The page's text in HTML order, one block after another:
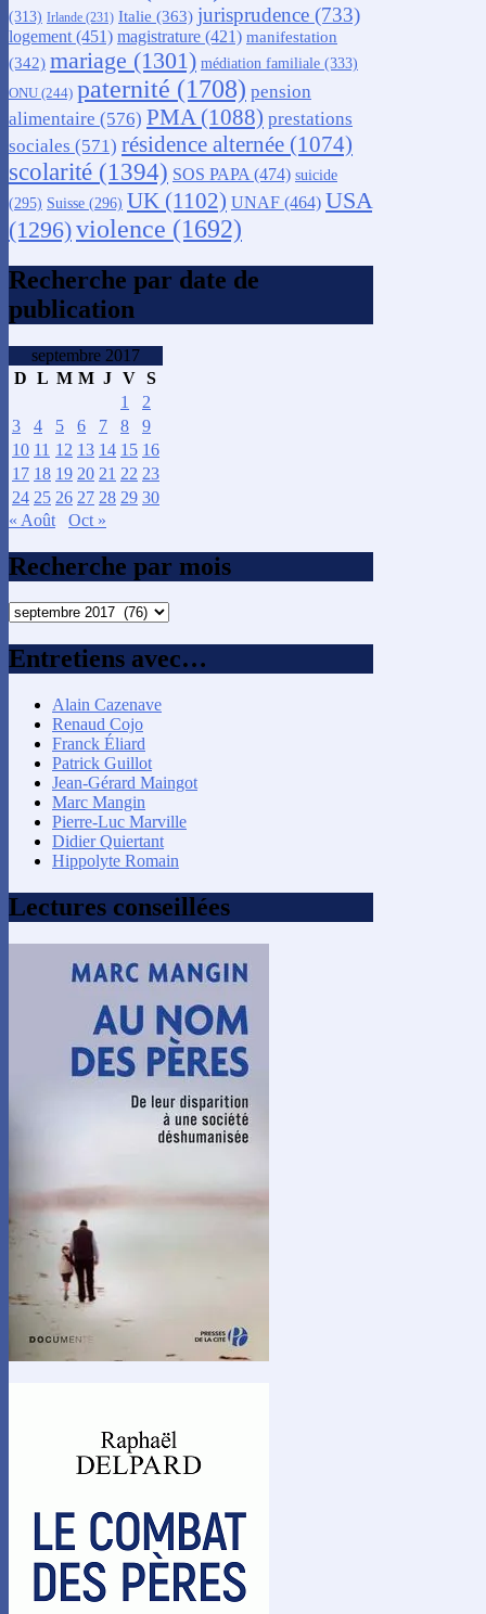
(313) Irlande (231) Italie (363) jurisprudence (733)
logement (451) magistrature (421) manifestation
(342) mariage (1301) médiation familiale (333)
ONU (244) paternité (1708) pension
alimentaire (576) PMA(1088) prestations
sociales (571) résidence alternée (1074)
scolarité (1394) SOS PAPA(474) suicide
(295) Suisse (296) UK (1102) UNAF (464) USA
(1296)violence (1692)
Recherche par date de
publication
septembre 2017
D L M M J V S
1
2
3
4 5 6 7 8
9
10 11 12 13 14 15 16
17 18 19 20 21 22 23
24 25 26 27 28 29 30
« Août
Oct »
Recherche par mois
Recherche
mois
Entretiens avec…
Alain Cazenave
Renaud Cojo
Franck Éliard
Patrick Guillot
Jean-Gérard Maingot
Marc Mangin
Pierre-Luc Marville
Didier Quiertant
Hippolyte Romain
Lectures conseillées